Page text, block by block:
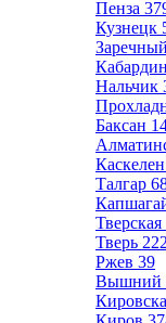
Пенза
Кузнецк
Заречный
Нальчик
Баксан
Каскелен
Талгар
Тверская
Тверь 222
Ржев 39
Вышний